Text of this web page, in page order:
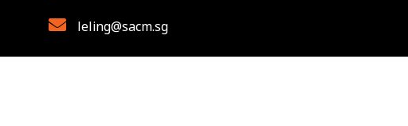
leling@sacm.sg